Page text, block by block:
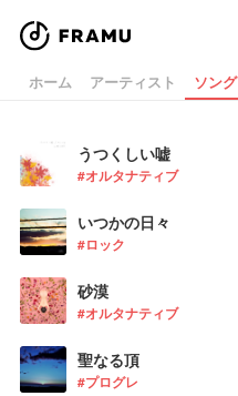
ホーム アーティスト ソング
うつくしい嘘
#オルタナティブ
いつかの日々
#ロック
砂漠
#オルタナティブ
聖なる頂
#プログレ